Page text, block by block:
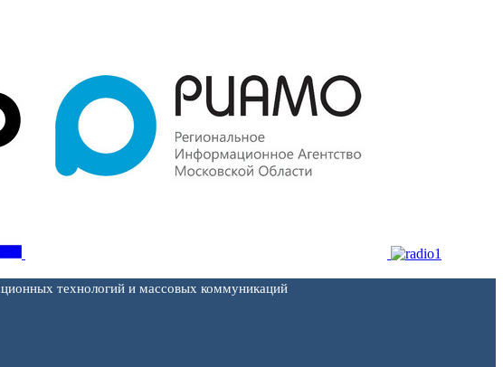
технологий и массовых коммуникаций